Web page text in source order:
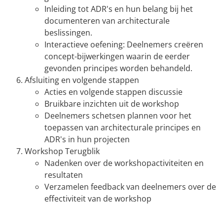
Inleiding tot ADR's en hun belang bij het
documenteren van architecturale
beslissingen.
Interactieve oefening: Deelnemers creëren
concept-bijwerkingen waarin de eerder
gevonden principes worden behandeld.
Afsluiting en volgende stappen
Acties en volgende stappen discussie
Bruikbare inzichten uit de workshop
Deelnemers schetsen plannen voor het
toepassen van architecturale principes en
ADR's in hun projecten
Workshop Terugblik
Nadenken over de workshopactiviteiten en
resultaten
Verzamelen feedback van deelnemers over de
effectiviteit van de workshop